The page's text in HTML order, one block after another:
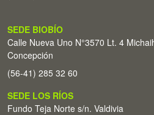
SEDE BIOBÍO
Calle Nueva Uno N°3570 Lt. 4
Concepción
(56-41) 285 32 60
SEDE LOS RÍOS
Fundo Teja Norte s/n. Valdivia